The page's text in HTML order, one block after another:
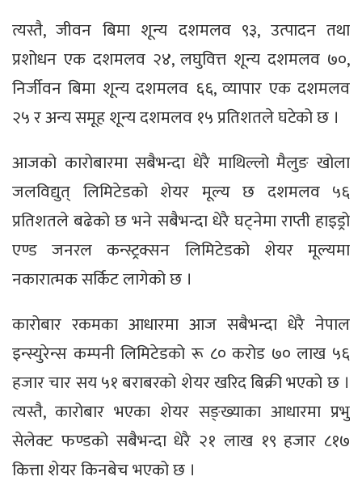
त्यस्तै, जीवन बिमा शून्य दशमलव ९३, उत्पादन तथा
प्रशोधन एक दशमलव २४, लघुवित्त शून्य दशमलव ७०,
निर्जीवन बिमा शून्य दशमलव ६६, व्यापार एक दशमलव
२५ र अन्य समूह शून्य दशमलव १५ प्रतिशतले घटेको छ ।
आजको कारोबारमा सबैभन्दा धेरै माथिल्लो मैलुङ खोला
जलविद्युत् लिमिटेडको शेयर मूल्य छ दशमलव ५६
प्रतिशतले बढेको छ भने सबैभन्दा धेरै घट्नेमा राप्ती हाइड्रो
एण्ड जनरल कन्स्ट्रक्सन लिमिटेडको शेयर मूल्यमा
नकारात्मक सर्किट लागेको छ ।
कारोबार रकमका आधारमा आज सबैभन्दा धेरै नेपाल
इन्स्युरेन्स कम्पनी लिमिटेडको रू ८० करोड ७० लाख ५६
हजार चार सय ५१ बराबरको शेयर खरिद बिक्री भएको छ ।
त्यस्तै, कारोबार भएका शेयर सङ्ख्याका आधारमा प्रभु
सेलेक्ट फण्डको सबैभन्दा धेरै २१ लाख १९ हजार ८१७
कित्ता शेयर किनबेच भएको छ ।